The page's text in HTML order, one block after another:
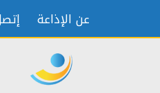
عن الإذاعة